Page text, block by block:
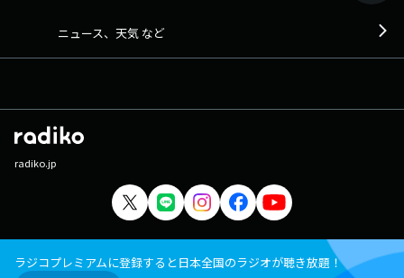
ニュース、天気 など
radiko.jp
ラジコプレミアムに登録すると日本全国のラジオが聴き放題！